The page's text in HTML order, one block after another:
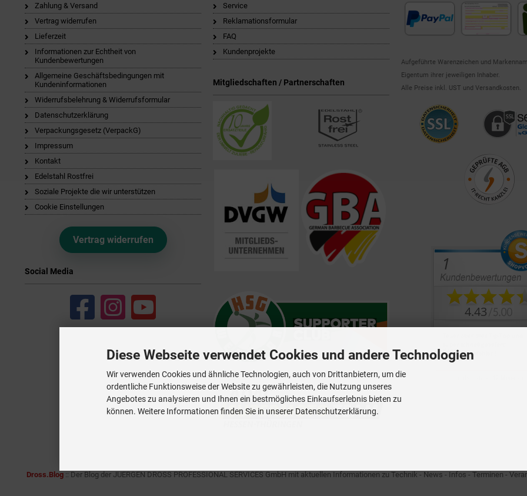
Zahlung & Versand
Vertrag widerrufen
Lieferzeit
Informationen zur Echtheit von
Kundenbewertungen
Allgemeine Geschäftsbedingungen mit
Kundeninformationen
Widerrufsbelehrung & Widerrufsformular
Datenschutzerklärung
Verpackungsgesetz (VerpackG)
Impressum
Kontakt
Edelstahl Rostfrei
Soziale Projekte die wir unterstützen
Cookie Einstellungen
Vertrag widerrufen
Social Media
Service
Reklamationsformular
FAQ
Kundenprojekte
Mitgliedschaften / Partnerschaften
Aufgeführte Warenzeichen und
Eigentum ihrer jeweiligen Inhaber.
Alle Preise inkl. UST und Versandkosten.
Dross.Blog :: Der Blog der JUERGEN DROSS PROFESSIONAL SERVICES GmbH mit aktuellen Informationen zu Technik - News - Infos - Terminen -
Diese Webseite verwendet Cookies und andere Technologien
Wir verwenden Cookies und ähnliche Technologien, auch von Drittanbietern, um die
ordentliche Funktionsweise der Website zu gewährleisten, die Nutzung unseres
Angebotes zu analysieren und Ihnen ein bestmögliches Einkaufserlebnis bieten zu
können. Weitere Informationen finden Sie in unserer Datenschutzerklärung.